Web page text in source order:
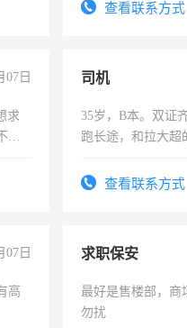
查看联系方式
07日
求
怕
司机
35岁，B本。双证
跑长途，和拉大超
查看联系方式
07日
高
求职保安
最好是售楼部，商
勿扰